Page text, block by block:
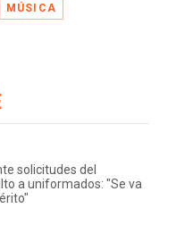
MÚSICA
solicitudes del
a uniformados: "Se va